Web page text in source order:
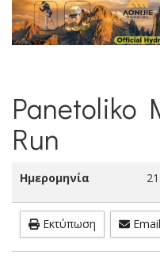
Panetoliko
Run
Ημερομηνία
Εκτύπωση Email